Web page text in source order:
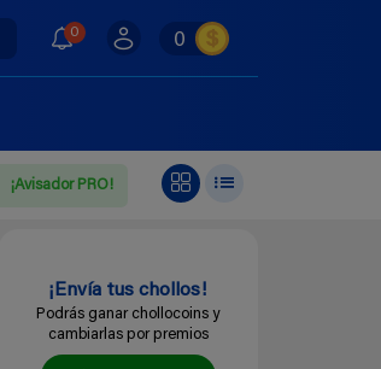
0 0
¡Avisador PRO!
¡Envía tus chollos!
Podrás ganar chollocoins y
cambiarlas por premios